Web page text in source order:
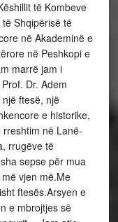
të Kombeve
Shqipërisë të
në Akademinë e
në Peshkopi e
marrë jam i
Dr. Adem
ftesë, një
e historike,
në Lanë-
rrugëve të
sepse për mua
vjen më.Me
ftesës.Arsyen e
e mbrojtjes së